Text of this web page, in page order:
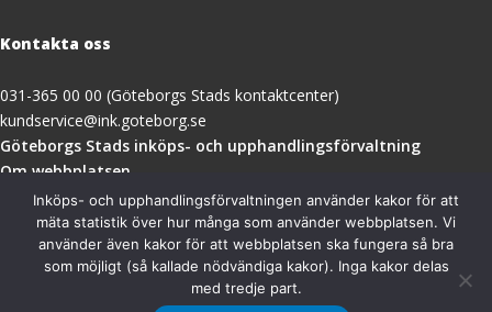
Kontakta oss
031-365 00 00 (Göteborgs Stads kontaktcenter)
kundservice@ink.goteborg.se
Göteborgs Stads inköps- och upphandlingsförvaltning(öppnas
nytt
fönster)
Om webbplatsen
Tillgänglighetsredogörelse
Besöksadress
Göteborgs Stads inköps- och upphandlingsförvaltning
Inköps- och upphandlingsförvaltningen använder kakor för att
mäta statistik över hur många som använder webbplatsen. Vi
använder även kakor för att webbplatsen ska fungera så bra
som möjligt (så kallade nödvändiga kakor). Inga kakor delas
med tredje part.